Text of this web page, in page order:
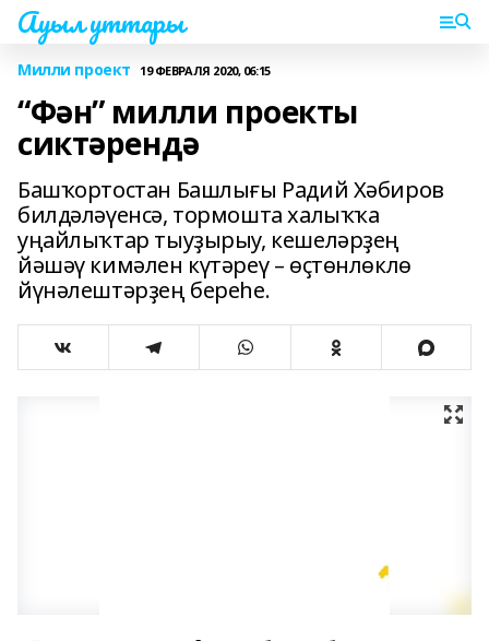
Ауыл уттары
Милли проект 19 ФЕВРАЛЯ 2020, 06:15
“Фән” милли проекты
сиктәрендә
Башҡортостан Башлығы Радий Хәбиров
билдәләүенсә, тормошта халыҡҡа
уңайлыҡтар тыуҙырыу, кешеләрҙең
йәшәү кимәлен күтәреү – өҫтөнлөклө
йүнәлештәрҙең береһе.